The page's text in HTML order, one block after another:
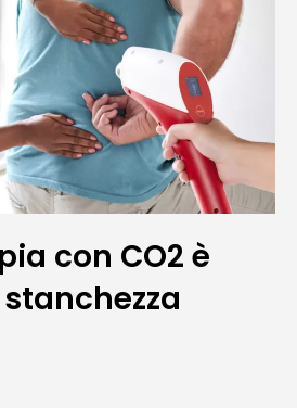
con CO2 è